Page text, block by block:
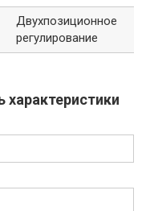
Двухпозиционное
регулирование
характеристики